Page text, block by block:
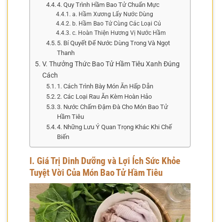
4. Quy Trình Hầm Bao Tử Chuẩn Mực
a. Hầm Xương Lấy Nước Dùng
b. Hầm Bao Tử Cùng Các Loại Củ
c. Hoàn Thiện Hương Vị Nước Hầm
5. Bí Quyết Để Nước Dùng Trong Và Ngọt
Thanh
V. Thưởng Thức Bao Tử Hầm Tiêu Xanh Đúng
Cách
1. Cách Trình Bày Món Ăn Hấp Dẫn
2. Các Loại Rau Ăn Kèm Hoàn Hảo
3. Nước Chấm Đậm Đà Cho Món Bao Tử
Hầm Tiêu
4. Những Lưu Ý Quan Trọng Khác Khi Chế
Biến
I. Giá Trị Dinh Dưỡng và Lợi Ích Sức Khỏe
Tuyệt Vời Của Món Bao Tử Hầm Tiêu